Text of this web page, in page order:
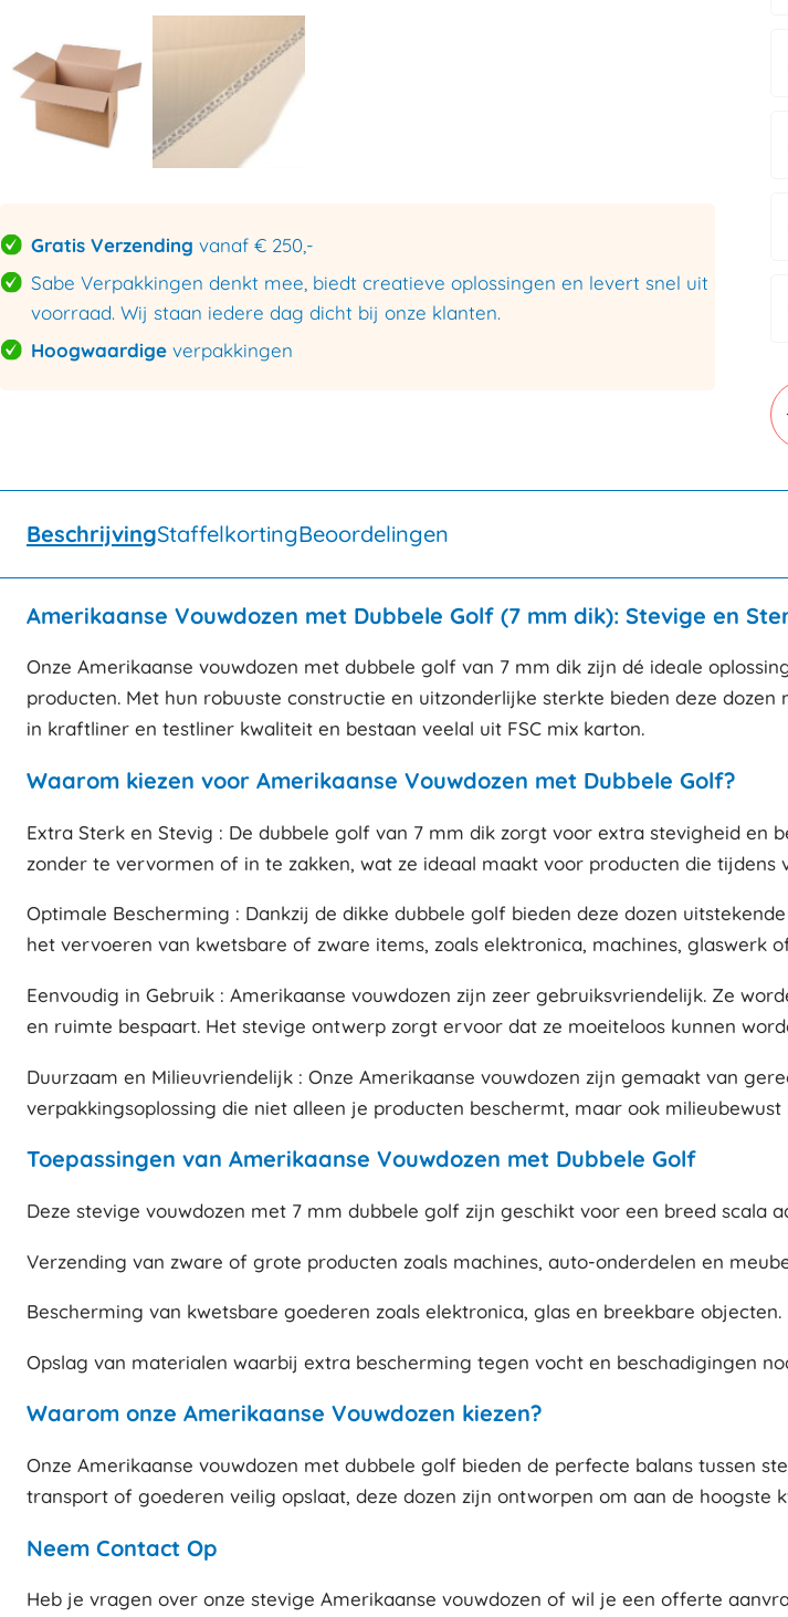
Gratis Verzending vanaf € 250,-
Sabe Verpakkingen denkt mee, biedt creatieve oplossingen en levert snel uit
voorraad. Wij staan iedere dag dicht bij onze klanten.
Hoogwaardige verpakkingen
7
BeschrijvingStaffelkortingBeoordelingen
Amerikaanse Vouwdozen met Dubbele Golf (7 mm dik): Stevige en
Onze Amerikaanse vouwdozen met dubbele golf van 7 mm dik zijn dé ideale
producten. Met hun robuuste constructie en uitzonderlijke sterkte bieden deze
in kraftliner en testliner kwaliteit en bestaan veelal uit FSC mix karton.
Waarom kiezen voor Amerikaanse Vouwdozen met Dubbele Golf?
Extra Sterk en Stevig : De dubbele golf van 7 mm dik zorgt voor extra stevigheid en
zonder te vervormen of in te zakken, wat ze ideaal maakt voor producten die
Optimale Bescherming : Dankzij de dikke dubbele golf bieden deze dozen
het vervoeren van kwetsbare of zware items, zoals elektronica, machines, glaswerk
Eenvoudig in Gebruik : Amerikaanse vouwdozen zijn zeer gebruiksvriendelijk. Ze
en ruimte bespaart. Het stevige ontwerp zorgt ervoor dat ze moeiteloos kunnen
Duurzaam en Milieuvriendelijk : Onze Amerikaanse vouwdozen zijn gemaakt van
verpakkingsoplossing die niet alleen je producten beschermt, maar ook milieubewust
Toepassingen van Amerikaanse Vouwdozen met Dubbele Golf
Deze stevige vouwdozen met 7 mm dubbele golf zijn geschikt voor een breed scala
Verzending van zware of grote producten zoals machines, auto-onderdelen en
Bescherming van kwetsbare goederen zoals elektronica, glas en breekbare objecten.
Opslag van materialen waarbij extra bescherming tegen vocht en beschadigingen
Waarom onze Amerikaanse Vouwdozen kiezen?
Onze Amerikaanse vouwdozen met dubbele golf bieden de perfecte balans tussen
transport of goederen veilig opslaat, deze dozen zijn ontworpen om aan de hoogste
Neem Contact Op
Heb je vragen over onze stevige Amerikaanse vouwdozen of wil je een offerte